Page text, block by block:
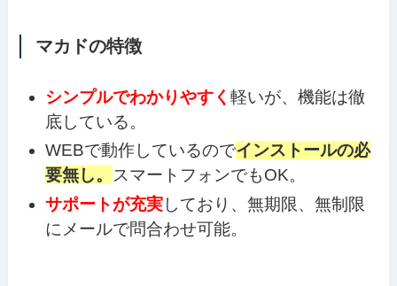
マカドの特徴
シンプルでわかりやすく 軽いが、機能は徹
底している。
WEBで動作しているのでインストールの必
要無し。 スマートフォンでもOK。
サポートが充実しており、無期限、無制限
にメールで問合わせ可能。